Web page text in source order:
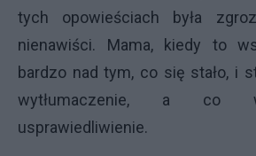
tych opowieściach była
nienawiści. Mama, kiedy to
bardzo nad tym, co się stało, i
wytłumaczenie, a co
usprawiedliwienie.